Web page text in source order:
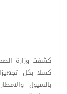
كشفت وزارة
كسلا بكل
بالسيول